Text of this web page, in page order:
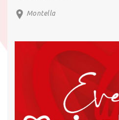
Montella